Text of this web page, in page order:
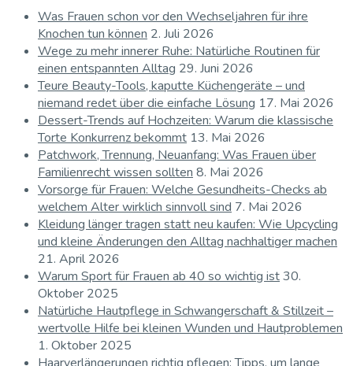
Was Frauen schon vor den Wechseljahren für ihre
Knochen tun können 2. Juli 2026
Wege zu mehr innerer Ruhe: Natürliche Routinen für
einen entspannten Alltag 29. Juni 2026
Teure Beauty-Tools, kaputte Küchengeräte – und
niemand redet über die einfache Lösung 17. Mai 2026
Dessert-Trends auf Hochzeiten: Warum die klassische
Torte Konkurrenz bekommt 13. Mai 2026
Patchwork, Trennung, Neuanfang: Was Frauen über
Familienrecht wissen sollten 8. Mai 2026
Vorsorge für Frauen: Welche Gesundheits-Checks ab
welchem Alter wirklich sinnvoll sind 7. Mai 2026
Kleidung länger tragen statt neu kaufen: Wie Upcycling
und kleine Änderungen den Alltag nachhaltiger machen
21. April 2026
Warum Sport für Frauen ab 40 so wichtig ist30.
Oktober 2025
Natürliche Hautpflege in Schwangerschaft & Stillzeit –
wertvolle Hilfe bei kleinen Wunden und Hautproblemen
1. Oktober 2025